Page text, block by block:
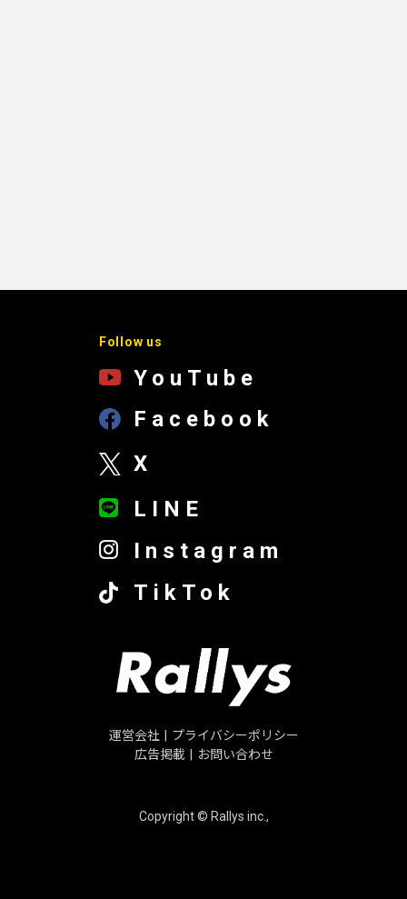
Follow us
YouTube
Facebook
X
LINE
Instagram
TikTok
運営会社
プライバシーポリシー
広告掲載
お問い合わせ
Copyright © Rallys inc.,